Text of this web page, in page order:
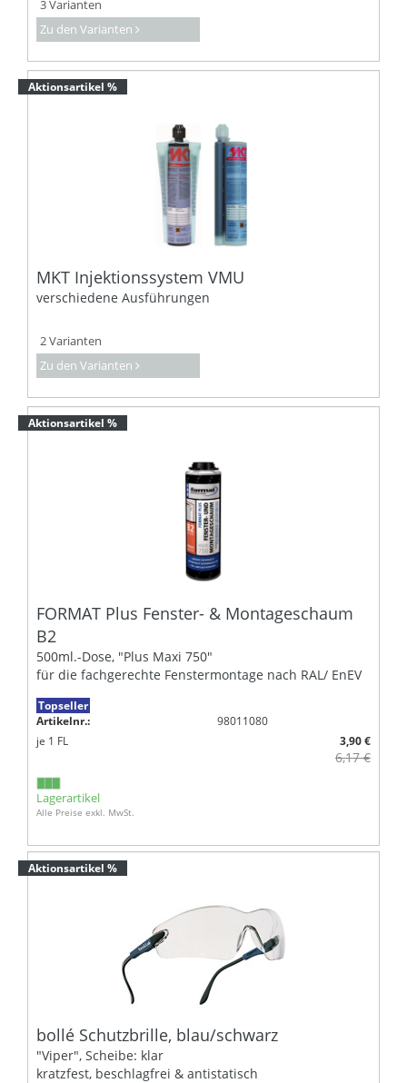
3 Varianten
Zu den Varianten
Aktionsartikel %
MKT Injektionssystem VMU
verschiedene Ausführungen
2 Varianten
Zu den Varianten
Aktionsartikel %
FORMAT Plus Fenster- & Montageschaum
B2
500ml.-Dose, "Plus Maxi 750"
für die fachgerechte Fenstermontage nach RAL/ EnEV
Topseller
Artikelnr.:
98011080
je 1 FL 3,90 €
6,17 €
Lagerartikel
Alle Preise exkl. MwSt.
Aktionsartikel %
bollé Schutzbrille, blau/schwarz
"Viper", Scheibe: klar
kratzfest, beschlagfrei & antistatisch